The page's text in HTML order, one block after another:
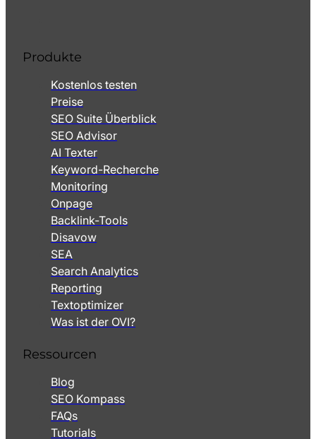
Produkte
Kostenlos testen
Preise
SEO Suite Überblick
SEO Advisor
AI Texter
Keyword-Recherche
Monitoring
Onpage
Backlink-Tools
Disavow
SEA
Search Analytics
Reporting
Textoptimizer
Was ist der OVI?
Ressourcen
Blog
SEO Kompass
FAQs
Tutorials